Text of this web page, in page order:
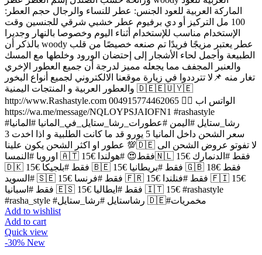
الماركة العربية للعود الجنس: عطر للنساء والرجال حجم العطر:
100 مل التركيز أو دي برفيوم عطر خشبي شرقي للجنسين وقت
الإستخدام مناسب للإستخدام أثناء اليوم وخصوصا بالنهار وجديرا
بالذكر أن woody عطر يعتبر مزيجًا فريدًا تم صنعه خصيصًا من قلب
الطبيعة وأجمل لحاء الأشجار إلى إحتضان الورود وخلطها مع المسك
والعنبر المجفف مما يجعله مميز لدرجة أن جميع العطور الإخري
تغار منه 📌لا تترددوا في زيارة موقعنا الالكتروني لجميع أنواع البخور
والعطور العربية و المنتجات اليمنية 🇩🇪🇪🇺🇾🇪
http://www.Rashastyle.com الواتس اب 👇🏻 004915774462065
https://wa.me/message/NQLOYPSJAIOFN1 #rashastyle
#رشا_ستايل #اليمن #عطورات_رشا_ستايل_في_المانيا #المانيا
سعر الشحن داخل المانيا 5 يورو قد ما كانت الطلبية و اذا اخدت 3
عطور او اكثر الشحن يكون علينا 💯🇩🇪 لا تفوتو عروض الشحن الى
اوروبا #النمسا 🇦🇹 15€ فقط😍 #هولندا🇳🇱 15€ فقط #الدنمارك
🇩🇰 15€ فقط #بلجيكا 🇧🇪 15€ فقط #بريطانيا 🇬🇧 18€ فقط
#السويد 🇸🇪 15€ فقط #فرنسا 🇫🇷 15€ فقط #فنلندا 🇫🇮 15€
فقط #اسبانيا 🇪🇸 15€ فقط #ايطاليا 🇮🇹 15€ #rashastyle
#rasha_style #رشاستايل #رشا_ستايل 🇩🇪#مخمريات
Add to wishlist
Add to cart
Quick view
-30% New